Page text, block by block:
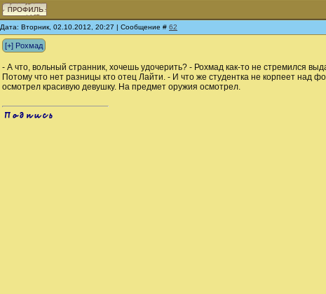
Дата: Вторник, 02.10.2012, 20:27 | Сообщение # 62
- А что, вольный странник, хочешь удочерить? - Рохмад как-то не стремился
Потому что нет разницы кто отец Лайти. - И что же студентка не корпеет над
осмотрел красивую девушку. На предмет оружия осмотрел.
.